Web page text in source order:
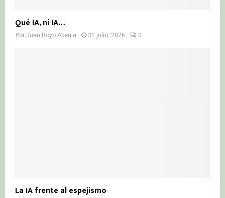
Qué IA, ni IA…
Por Juan Royo Abenia 31 julio, 2026 0
La IA frente al espejismo